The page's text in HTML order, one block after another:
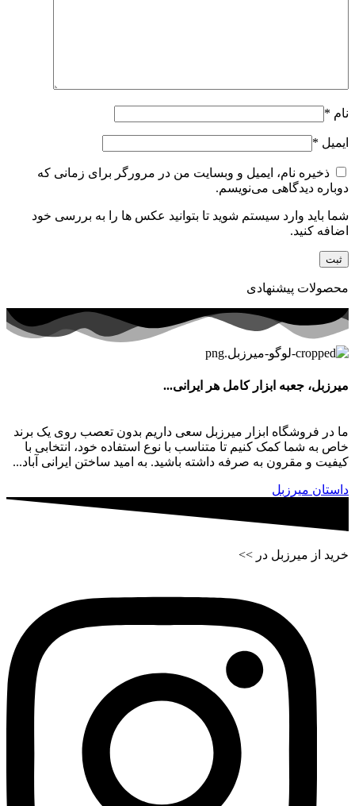
نام *
ایمیل *
ذخیره نام، ایمیل و وبسایت من در مرورگر برای زمانی که
دوباره دیدگاهی می‌نویسم.
شما باید وارد سیستم شوید تا بتوانید عکس ها را به بررسی خود
اضافه کنید.
محصولات پیشنهادی
میرزبل، جعبه ابزار کامل هر ایرانی...
ما در فروشگاه ابزار میرزبل سعی داریم بدون تعصب روی یک برند
خاص به شما کمک کنیم تا متناسب با نوع استفاده خود، انتخابی با
کیفیت و مقرون به صرفه داشته باشید. به امید ساختن ایرانی آباد...
داستان میرزبل
خرید از میرزبل در >>